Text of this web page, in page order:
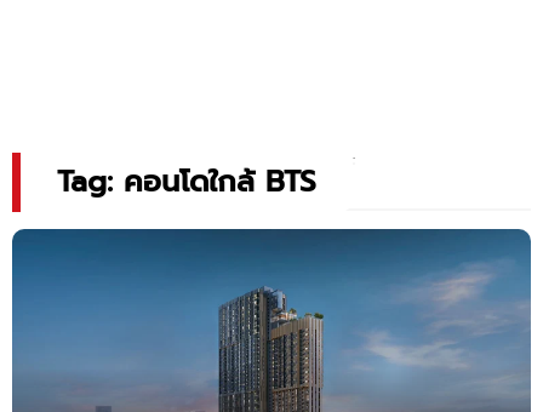
Tag: คอนโดใกล้ BTS